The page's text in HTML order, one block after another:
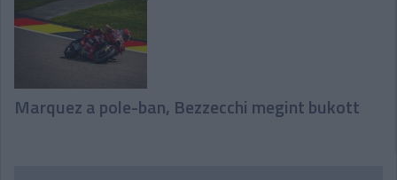
Marquez a pole-ban, Bezzecchi megint bukott